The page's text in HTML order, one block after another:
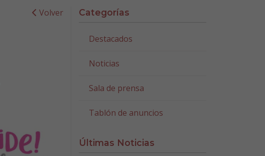
Volver Categorías
Destacados
Noticias
Sala de prensa
Tablón de anuncios
Últimas Noticias